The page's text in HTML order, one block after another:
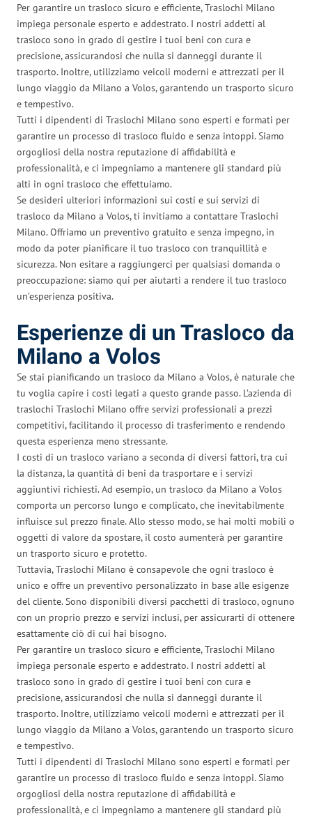
Per garantire un trasloco sicuro e efficiente, Traslochi Milano
impiega personale esperto e addestrato. I nostri addetti al
trasloco sono in grado di gestire i tuoi beni con cura e
precisione, assicurandosi che nulla si danneggi durante il
trasporto. Inoltre, utilizziamo veicoli moderni e attrezzati per il
lungo viaggio da Milano a Volos, garantendo un trasporto sicuro
e tempestivo.
Tutti i dipendenti di Traslochi Milano sono esperti e formati per
garantire un processo di trasloco fluido e senza intoppi. Siamo
orgogliosi della nostra reputazione di affidabilità e
professionalità, e ci impegniamo a mantenere gli standard più
alti in ogni trasloco che effettuiamo.
Se desideri ulteriori informazioni sui costi e sui servizi di
trasloco da Milano a Volos, ti invitiamo a contattare Traslochi
Milano. Offriamo un preventivo gratuito e senza impegno, in
modo da poter pianificare il tuo trasloco con tranquillità e
sicurezza. Non esitare a raggiungerci per qualsiasi domanda o
preoccupazione: siamo qui per aiutarti a rendere il tuo trasloco
un’esperienza positiva.
Esperienze di un Trasloco da
Milano a Volos
Se stai pianificando un trasloco da Milano a Volos, è naturale che
tu voglia capire i costi legati a questo grande passo. L’azienda di
traslochi Traslochi Milano offre servizi professionali a prezzi
competitivi, facilitando il processo di trasferimento e rendendo
questa esperienza meno stressante.
I costi di un trasloco variano a seconda di diversi fattori, tra cui
la distanza, la quantità di beni da trasportare e i servizi
aggiuntivi richiesti. Ad esempio, un trasloco da Milano a Volos
comporta un percorso lungo e complicato, che inevitabilmente
influisce sul prezzo finale. Allo stesso modo, se hai molti mobili o
oggetti di valore da spostare, il costo aumenterà per garantire
un trasporto sicuro e protetto.
Tuttavia, Traslochi Milano è consapevole che ogni trasloco è
unico e offre un preventivo personalizzato in base alle esigenze
del cliente. Sono disponibili diversi pacchetti di trasloco, ognuno
con un proprio prezzo e servizi inclusi, per assicurarti di ottenere
esattamente ciò di cui hai bisogno.
Per garantire un trasloco sicuro e efficiente, Traslochi Milano
impiega personale esperto e addestrato. I nostri addetti al
trasloco sono in grado di gestire i tuoi beni con cura e
precisione, assicurandosi che nulla si danneggi durante il
trasporto. Inoltre, utilizziamo veicoli moderni e attrezzati per il
lungo viaggio da Milano a Volos, garantendo un trasporto sicuro
e tempestivo.
Tutti i dipendenti di Traslochi Milano sono esperti e formati per
garantire un processo di trasloco fluido e senza intoppi. Siamo
orgogliosi della nostra reputazione di affidabilità e
professionalità, e ci impegniamo a mantenere gli standard più